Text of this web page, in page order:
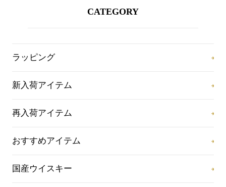
CATEGORY
ラッピング
新入荷アイテム
再入荷アイテム
おすすめアイテム
国産ウイスキー